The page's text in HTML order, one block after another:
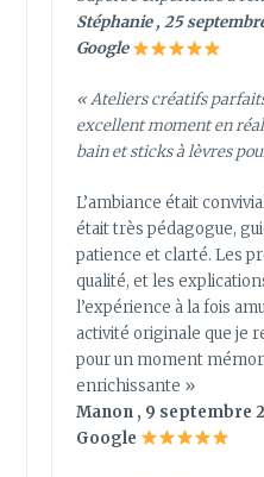
Stéphanie , 25
Google
« Ateliers créatifs
excellent moment en
bain et sticks à lèvres
L’ambiance était
était très pédagogue,
patience et clarté. Les
qualité, et les
l’expérience à la fois
activité originale que je
pour un moment
enrichissante »
Manon , 9 septembre
Google